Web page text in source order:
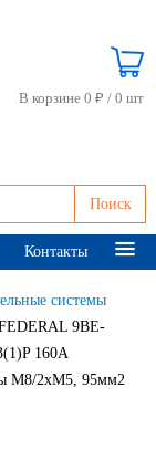
Поиск
В корзине 0 ₽ / 0 шт
Контакты
системы
9BE-
160A
М8/2xM5, 95мм2